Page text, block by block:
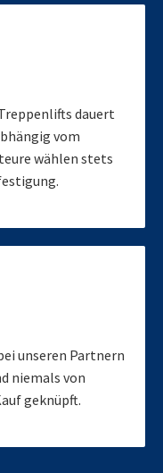
dauert
vom
wählen stets
unseren Partnern
niemals von
geknüpft.